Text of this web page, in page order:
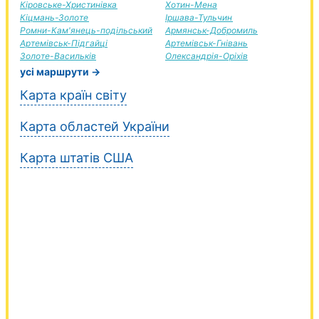
Кіровське-Христинівка
Кіцмань-Золоте
Ромни-Кам'янець-подільський
Артемівськ-Підгайці
Золоте-Васильків
Хотин-Мена
Іршава-Тульчин
Армянськ-Добромиль
Артемівськ-Гнівань
Олександрія-Оріхів
усі маршрути →
Карта країн світу
Карта областей України
Карта штатів США